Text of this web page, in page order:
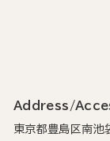
Address/
東京都豊島区南